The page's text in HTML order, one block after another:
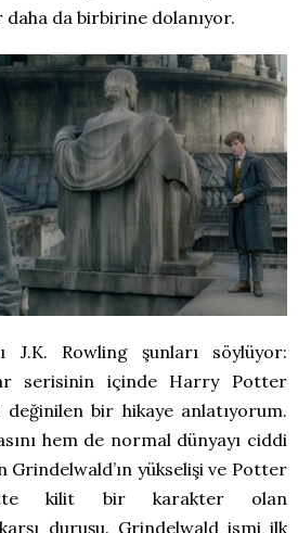
da birbirine dolanıyor.
J.K. Rowling şunları söylüyor:
serisinin içinde Harry Potter
değinilen bir hikaye anlatıyorum.
hem de normal dünyayı ciddi
yükselişi ve Potter
kilit bir karakter olan
duruşu. Grindelwald ismi ilk